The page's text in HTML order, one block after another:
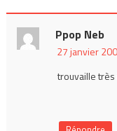
Ppop Neb
27 janvier
trouvaille